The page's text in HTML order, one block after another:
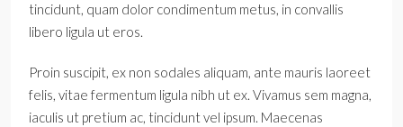
tincidunt, quam dolor condimentum metus, in convallis
libero ligula ut eros.
Proin suscipit, ex non sodales aliquam, ante mauris laoreet
felis, vitae fermentum ligula nibh ut ex. Vivamus sem magna,
iaculis ut pretium ac, tincidunt vel ipsum. Maecenas